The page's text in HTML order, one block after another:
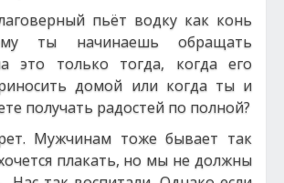
пьёт водку как конь
ты начинаешь обращать
это только тогда, когда его
домой или когда ты и
получать радостей по полной?
Мужчинам тоже бывает так
плакать, но мы не должны